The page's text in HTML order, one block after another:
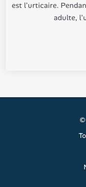
est l'urticaire.
adulte,
©